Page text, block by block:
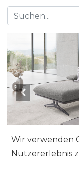
Wir verwenden
Nutzererlebnis